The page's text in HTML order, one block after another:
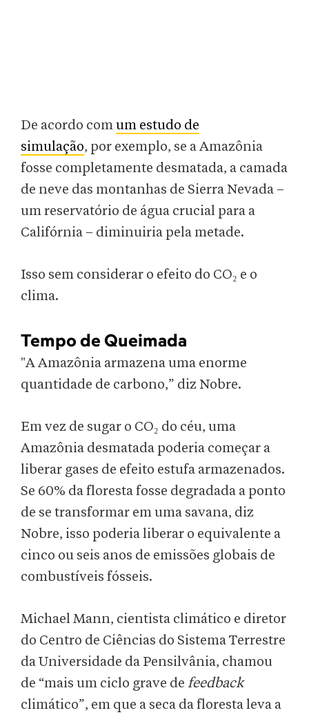
De acordo comum estudo de
simulação, por exemplo, se a Amazônia
fosse completamente desmatada, a camada
de neve das montanhas de Sierra Nevada –
um reservatório de água crucial para a
Califórnia – diminuiria pela metade.
Isso sem considerar o efeito do CO₂ e o
clima.
Tempo de Queimada
"A Amazônia armazena uma enorme
quantidade de carbono,” diz Nobre.
Em vez de sugar o CO₂ do céu, uma
Amazônia desmatada poderia começar a
liberar gases de efeito estufa armazenados.
Se 60% da floresta fosse degradada a ponto
de se transformar em uma savana, diz
Nobre, isso poderia liberar o equivalente a
cinco ou seis anos de emissões globais de
combustíveis fósseis.
Michael Mann, cientista climático e diretor
do Centro de Ciências do Sistema Terrestre
da Universidade da Pensilvânia, chamou
de “mais um ciclo grave de feedback
climático”, em que a seca da floresta leva a